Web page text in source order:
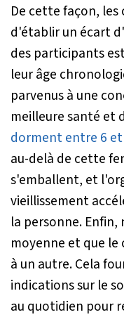
De cette façon,
d'établir un écart
des participants
leur âge
parvenus à une
meilleure santé et
dorment entre 6
au-delà de cette
s'emballent, et
vieillissement
la personne.
moyenne et que
à un autre. Cela
indications sur le
au quotidien pour